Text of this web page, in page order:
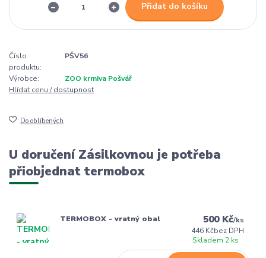
Přidat do košíku
Číslo
produktu:
PŠV56
Výrobce:
ZOO krmiva Pošvář
Hlídat cenu / dostupnost
Do oblíbených
U doručení Zásilkovnou je potřeba
přiobjednat termobox
TERMOBOX - vratný obal 500 Kč/ks
446 Kčbez DPH
Skladem 2 ks